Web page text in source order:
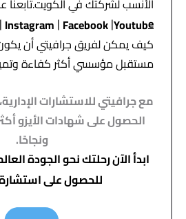
الأنسب لشركتك في الكويت.تابعنا
| Instagram | Facebook|Youtube
كيف يمكن لفريق جرافيتي أن
مستقبل مؤسسي أكثر كفاءة
مع جرافيتي للاستشارات
الحصول على شهادات الأيزو
ونجاحًا.
ابدأ الآن رحلتك نحو الجودة
للحصول على